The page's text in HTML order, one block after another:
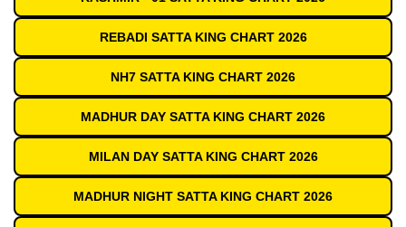
REBADI SATTA KING CHART 2026
NH7 SATTA KING CHART 2026
MADHUR DAY SATTA KING CHART 2026
MILAN DAY SATTA KING CHART 2026
MADHUR NIGHT SATTA KING CHART 2026